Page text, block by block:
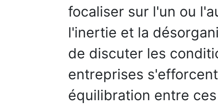
focaliser sur l'un ou
l'inertie et la
de discuter les
entreprises
équilibration entre